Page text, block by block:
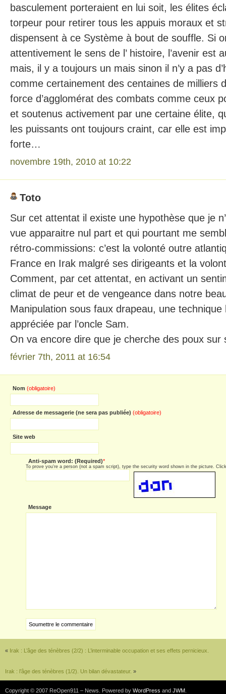
basculement porteraient en lui soit, les élites
torpeur pour retirer tous les appuis moraux et
dispensent à ce Système à bout de souffle. Si
attentivement le sens de l’ histoire, l’avenir est
mais, il y a toujours un mais sinon il n’y a pas
comme certainement des centaines de milliers
force d’agglomérat des combats comme ceux
et soutenus activement par une certaine élite,
les puissants ont toujours craint, car elle est
forte…
novembre 19th, 2010 at 10:22
Toto
Sur cet attentat il existe une hypothèse que je
vue apparaitre nul part et qui pourtant me
rétro-commissions: c’est la volonté outre
France en Irak malgré ses dirigeants et la
Comment, par cet attentat, en activant un
climat de peur et de vengeance dans notre
Manipulation sous faux drapeau, une
appréciée par l’oncle Sam.
On va encore dire que je cherche des poux sur
février 7th, 2011 at 16:54
Nom (obligatoire)
Adresse de messagerie (ne sera pas publiée) (obligatoire)
Site web
Anti-spam word: (Required)*
To prove you're a person (not a spam script), type the security word shown in the picture.
Message
« Irak : L’âge des ténèbres (2/2) : L’interminable occupation et ses effets pernicieux.
Irak : l’âge des ténèbres (1/2). Un bilan dévastateur. »
Copyright © 2007 ReOpen911 – News. Powered by WordPress and JWM